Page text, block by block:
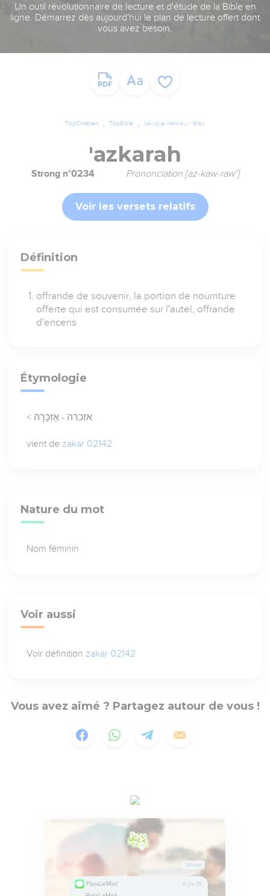
Un outil révolutionnaire de lecture et d'étude de la Bible en
ligne. Démarrez dès aujourd'hui le plan de lecture offert dont
vous avez besoin.
TopChrétien TopBible Lexique Hébreu / Grec
'azkarah
Strong n°0234 Prononciation [az-kaw-raw']
Voir les versets relatifs
Définition
offrande de souvenir, la portion de nourriture
offerte qui est consumée sur l'autel, offrande
d'encens
Étymologie
< אזכרה - אַזְכָּרָה
vient de zakar 02142
Nature du mot
Nom féminin
Voir aussi
Voir définition zakar 02142
Vous avez aimé ? Partagez autour de vous !